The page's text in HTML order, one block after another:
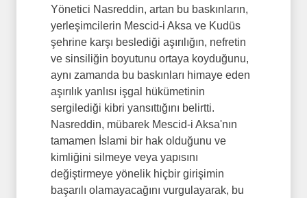
​Yönetici Nasreddin, artan bu baskınların,
yerleşimcilerin Mescid-i Aksa ve Kudüs
şehrine karşı beslediği aşırılığın, nefretin
ve sinsiliğin boyutunu ortaya koyduğunu,
aynı zamanda bu baskınları himaye eden
aşırılık yanlısı işgal hükümetinin
sergilediği kibri yansıttığını belirtti.
​Nasreddin, mübarek Mescid-i Aksa'nın
tamamen İslami bir hak olduğunu ve
kimliğini silmeye veya yapısını
değiştirmeye yönelik hiçbir girişimin
başarılı olamayacağını vurgulayarak, bu